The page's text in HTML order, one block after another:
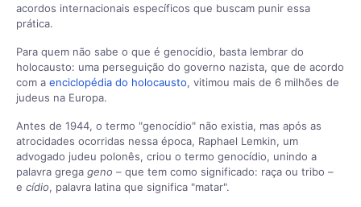
acordos internacionais específicos que buscam punir essa
prática.
Para quem não sabe o que é genocídio, basta lembrar do
holocausto: uma perseguição do governo nazista, que de acordo
com a enciclopédia do holocausto, vitimou mais de 6 milhões de
judeus na Europa.
Antes de 1944, o termo "genocídio" não existia, mas após as
atrocidades ocorridas nessa época, Raphael Lemkin, um
advogado judeu polonês, criou o termo genocídio, unindo a
palavra grega geno – que tem como significado: raça ou tribo –
e cídio, palavra latina que significa "matar".